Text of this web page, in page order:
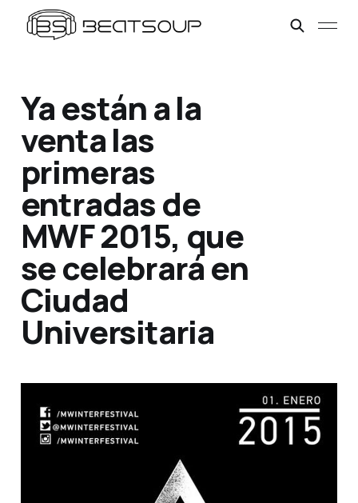
Ya están a la
venta las
primeras
entradas de
MWF 2015, que
se celebrará en
Ciudad
Universitaria